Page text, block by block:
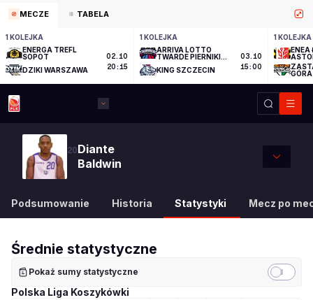
MECZE TABELA
1 KOLEJKA
ENERGA TREFL
SOPOT
DZIKI WARSZAWA
02.10
20:15
1 KOLEJKA
ARRIVA LOTTO
TWARDE PIERNIKI
KING SZCZECIN
03.10
15:00
1 KOLEJKA
ENEA
GÓRA
20Diante
Baldwin
Podsumowanie Historia Statystyki Mecz po
Średnie statystyczne
Pokaż sumy statystyczne
Polska Liga Koszykówki